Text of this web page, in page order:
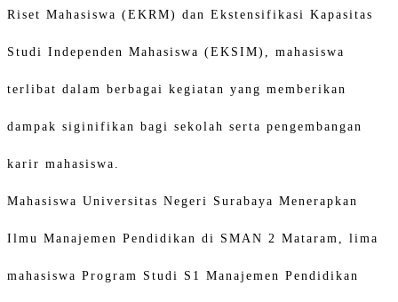
Riset Mahasiswa (EKRM) dan Ekstensifikasi Kapasitas
Studi Independen Mahasiswa (EKSIM), mahasiswa
terlibat dalam berbagai kegiatan yang memberikan
dampak siginifikan bagi sekolah serta pengembangan
karir mahasiswa.
Mahasiswa Universitas Negeri Surabaya Menerapkan
Ilmu Manajemen Pendidikan di SMAN 2 Mataram, lima
mahasiswa Program Studi S1 Manajemen Pendidikan